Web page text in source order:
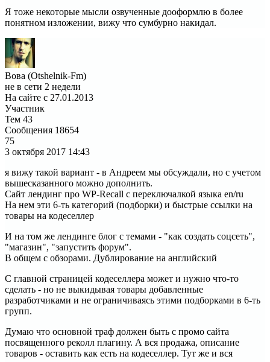
Я тоже некоторые мысли озвученные дооформлю в более
понятном изложении, вижу что сумбурно накидал.
Вова (Otshelnik-Fm)
не в сети 2 недели
На сайте с 27.01.2013
Участник
Тем 43
Сообщения 18654
75
3 октября 2017 14:43
я вижу такой вариант - в Андреем мы обсуждали, но с учетом
вышесказанного можно дополнить.
Сайт лендинг про WP-Recall с переключалкой языка en/ru
На нем эти 6-ть категорий (подборки) и быстрые ссылки на
товары на кодеселлер
И на том же лендинге блог с темами - "как создать соцсеть",
"магазин", "запустить форум".
В общем с обзорами. Дублирование на английский
С главной страницей кодеселлера может и нужно что-то
сделать - но не выкидывая товары добавленные
разработчиками и не ограничиваясь этими подборками в 6-ть
групп.
Думаю что основной траф должен быть с промо сайта
посвященного реколл плагину. А вся продажа, описание
товаров - оставить как есть на кодеселлер. Тут же и вся